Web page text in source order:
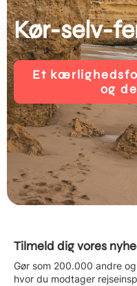
Kør-selv-
Et
og
Tilmeld dig vores
Gør som 200.000 andre
hvor du modtager